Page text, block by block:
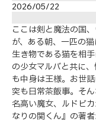
2026/05/22
ここは剣と魔法の国
が、ある朝、一匹の
生き物である猫を相
の少女マルバと共に
も中身は王様。お世
突も日常茶飯事。そ
名高い魔女、ルドビ
なりの関くん』の著